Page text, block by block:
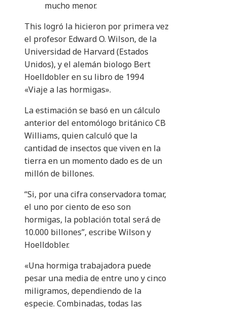
mucho menor.
This logró la hicieron por primera vez
el profesor Edward O. Wilson, de la
Universidad de Harvard (Estados
Unidos), y el alemán biologo Bert
Hoelldobler en su libro de 1994
«Viaje a las hormigas».
La estimación se basó en un cálculo
anterior del entomólogo británico CB
Williams, quien calculó que la
cantidad de insectos que viven en la
tierra en un momento dado es de un
millón de billones.
“Si, por una cifra conservadora tomar,
el uno por ciento de eso son
hormigas, la población total será de
10.000 billones”, escribe Wilson y
Hoelldobler.
«Una hormiga trabajadora puede
pesar una media de entre uno y cinco
miligramos, dependiendo de la
especie. Combinadas, todas las